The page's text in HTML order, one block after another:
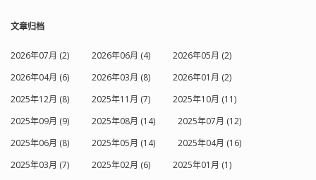
文章归档
2026年07月 (2) 2026年06月 (4)
2026年05月 (2)
2026年04月 (6)
2026年03月 (8)
2026年01月 (2)
2025年12月 (8)
2025年11月 (7)
2025年10月 (11)
2025年09月 (9)
2025年08月 (14)
2025年07月 (12)
2025年06月 (8)
2025年05月 (14)
2025年04月 (16)
2025年03月 (7)
2025年02月 (6)
2025年01月 (1)